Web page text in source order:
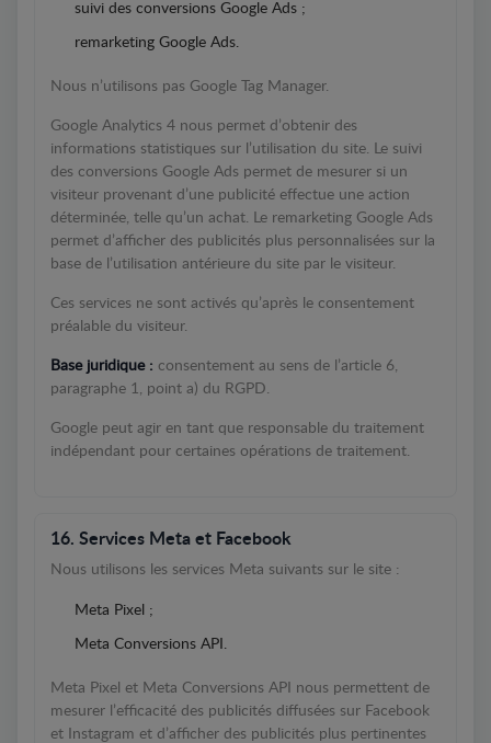
suivi des conversions Google Ads ;
remarketing Google Ads.
Nous n’utilisons pas Google Tag Manager.
Google Analytics 4 nous permet d’obtenir des
informations statistiques sur l’utilisation du site. Le suivi
des conversions Google Ads permet de mesurer si un
visiteur provenant d’une publicité effectue une action
déterminée, telle qu’un achat. Le remarketing Google Ads
permet d’afficher des publicités plus personnalisées sur la
base de l’utilisation antérieure du site par le visiteur.
Ces services ne sont activés qu’après le consentement
préalable du visiteur.
Base juridique : consentement au sens de l’article 6,
paragraphe 1, point a) du RGPD.
Google peut agir en tant que responsable du traitement
indépendant pour certaines opérations de traitement.
16. Services Meta et Facebook
Nous utilisons les services Meta suivants sur le site :
Meta Pixel ;
Meta Conversions API.
Meta Pixel et Meta Conversions API nous permettent de
mesurer l’efficacité des publicités diffusées sur Facebook
et Instagram et d’afficher des publicités plus pertinentes